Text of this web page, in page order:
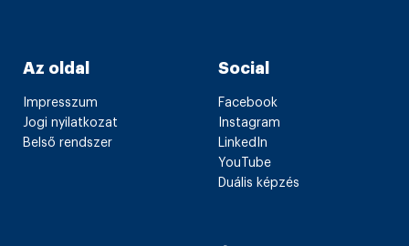
Az oldal
Impresszum
Jogi nyilatkozat
Belső rendszer
Social
Facebook
Instagram
LinkedIn
YouTube
Duális képzés